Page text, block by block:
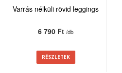
Varrás nélküli rövid leggings
6 790 Ft/db
RÉSZLETEK